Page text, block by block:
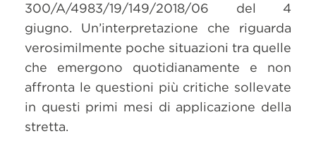
300/A/4983/19/149/2018/06 del 4
giugno. Un’interpretazione che riguarda
verosimilmente poche situazioni tra quelle
che emergono quotidianamente e non
affronta le questioni più critiche sollevate
in questi primi mesi di applicazione della
stretta.